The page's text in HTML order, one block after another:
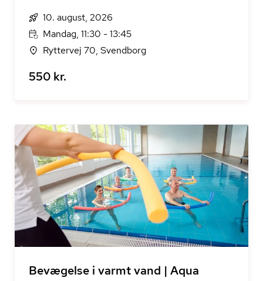
10. august, 2026
Mandag, 11:30 - 13:45
Ryttervej 70, Svendborg
550 kr.
Bevægelse i varmt vand | Aqua